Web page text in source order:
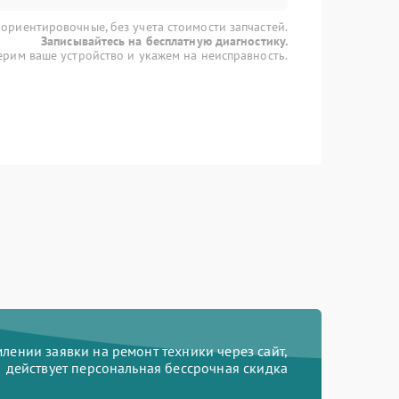
без учета стоимости запчастей.
Записывайтесь на бесплатную диагностику.
ваше устройство и укажем на неисправность.
заявки на ремонт техники через сайт,
действует персональная бессрочная скидка